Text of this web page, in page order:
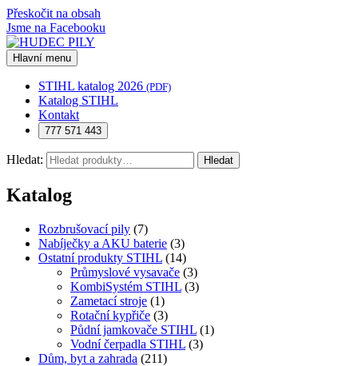
Přeskočit na obsah
Jsme na Facebooku
Hlavní menu
STIHL katalog 2026 (PDF)
Katalog STIHL
Kontakt
777 571 443
Hledat: Hledat
Katalog
Rozbrušovací pily (7)
Nabíječky a AKU baterie (3)
Ostatní produkty STIHL (14)
Průmyslové vysavače (3)
KombiSystém STIHL (3)
Zametací stroje (1)
Rotační kypřiče (3)
Půdní jamkovače STIHL (1)
Vodní čerpadla STIHL (3)
Dům, byt a zahrada (211)